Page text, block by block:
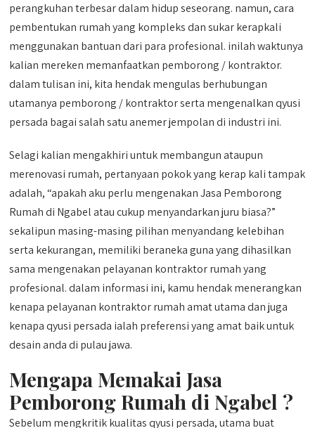
perangkuhan terbesar dalam hidup seseorang. namun, cara
pembentukan rumah yang kompleks dan sukar kerapkali
menggunakan bantuan dari para profesional. inilah waktunya
kalian mereken memanfaatkan pemborong / kontraktor.
dalam tulisan ini, kita hendak mengulas berhubungan
utamanya pemborong / kontraktor serta mengenalkan qyusi
persada bagai salah satu anemer jempolan di industri ini.
Selagi kalian mengakhiri untuk membangun ataupun
merenovasi rumah, pertanyaan pokok yang kerap kali tampak
adalah, “apakah aku perlu mengenakan Jasa Pemborong
Rumah di Ngabel atau cukup menyandarkan juru biasa?”
sekalipun masing-masing pilihan menyandang kelebihan
serta kekurangan, memiliki beraneka guna yang dihasilkan
sama mengenakan pelayanan kontraktor rumah yang
profesional. dalam informasi ini, kamu hendak menerangkan
kenapa pelayanan kontraktor rumah amat utama dan juga
kenapa qyusi persada ialah preferensi yang amat baik untuk
desain anda di pulau jawa.
Mengapa Memakai Jasa
Pemborong Rumah di Ngabel ?
Sebelum mengkritik kualitas qyusi persada, utama buat